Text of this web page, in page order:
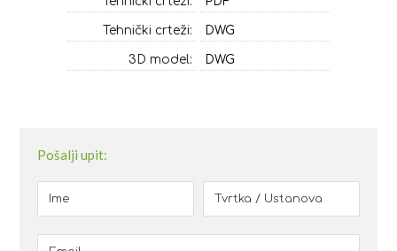
Tehnički crteži: DWG
3D model: DWG
Pošalji upit: